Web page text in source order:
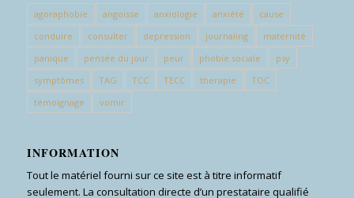
agoraphobie angoisse anxiologie anxiété
cause
conduire
consulter depression journaling
maternité
panique
pensée du jour peur phobie sociale
psy
symptômes
TAG TCC TECC therapie
TOC
témoignage
vomir
INFORMATION
Tout le matériel fourni sur ce site est à titre informatif
seulement. La consultation directe d’un prestataire qualifié